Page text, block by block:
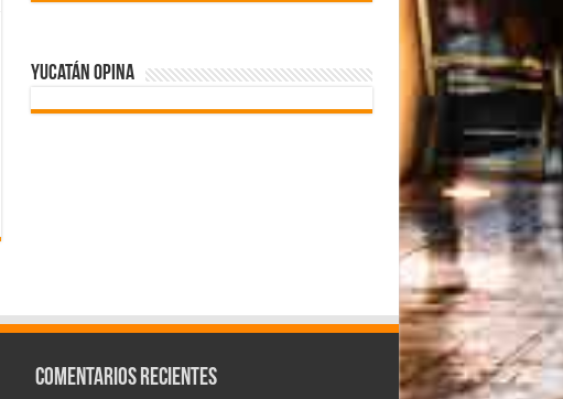
Yucatán Opina
Comentarios Recientes